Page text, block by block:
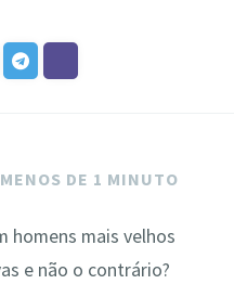
MENOS DE 1 MINUTO